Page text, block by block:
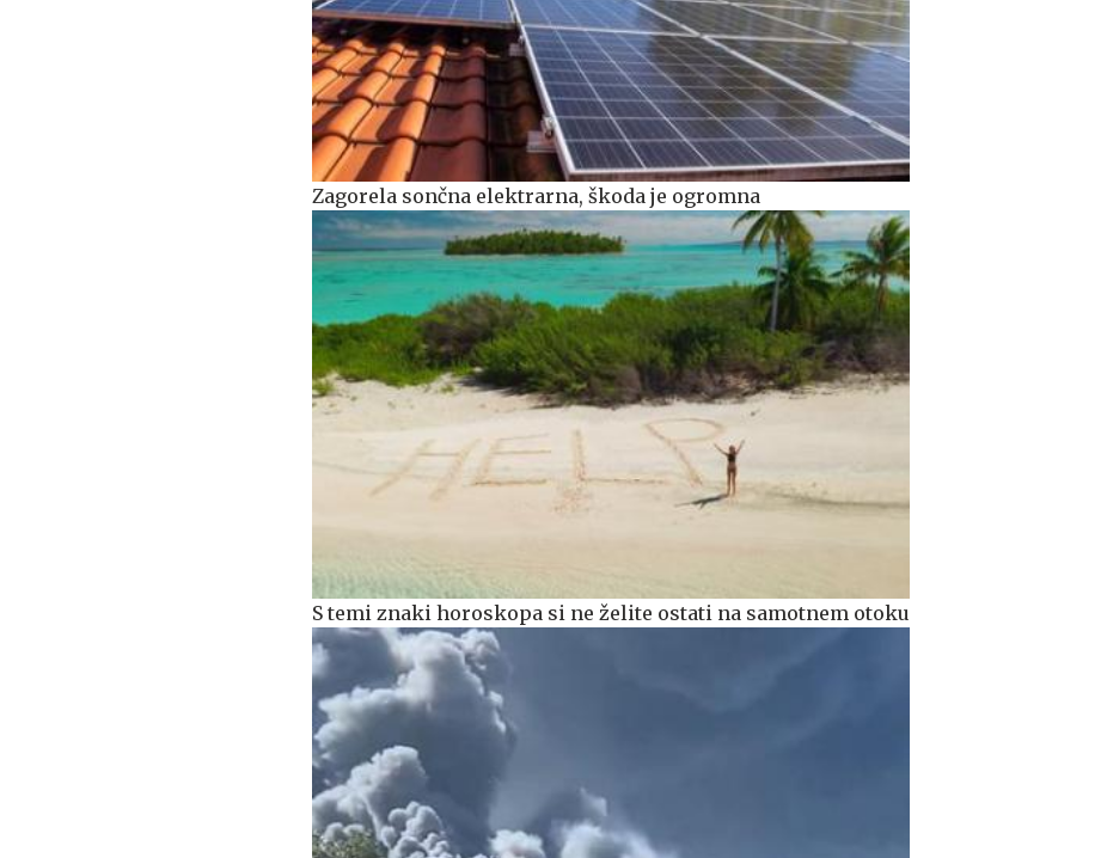
Zagorela sončna elektrarna, škoda je ogromna
S temi znaki horoskopa si ne želite ostati na samotnem otoku